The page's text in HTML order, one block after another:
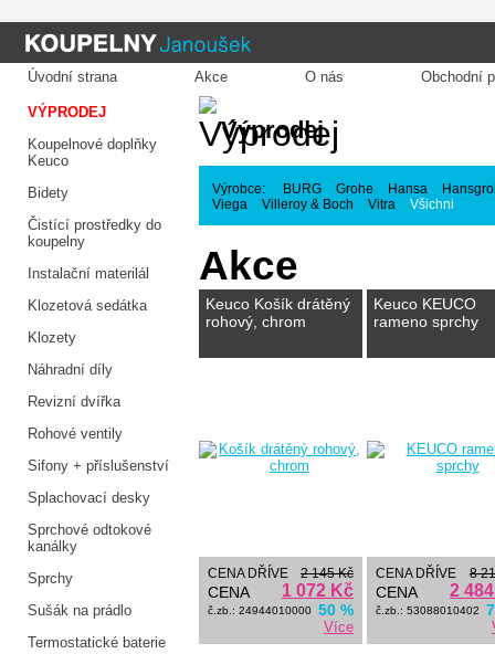
Úvodní strana Akce O nás Obchodní
VÝPRODEJ
Koupelnové doplňky
Keuco
Bidety
Čistící prostředky do
koupelny
Instalační materilál
Klozetová sedátka
Klozety
Náhradní díly
Revizní dvířka
Rohové ventily
Sifony + příslušenství
Splachovací desky
Sprchové odtokové
kanálky
Sprchy
Sušák na prádlo
Termostatické baterie
Výprodej
Výrobce: BURG Grohe Hansa
Viega
Villeroy & Boch Vitra Všichni
Akce
Keuco Košík drátěný
rohový, chrom
CENA DŘÍVE 2 145 Kč
CENA 1 072 Kč
č.zb.: 24944010000 50 %
Více
Keuco KEUCO
rameno sprchy
CENA DŘÍVE 8
CENA 2
č.zb.: 53088010402